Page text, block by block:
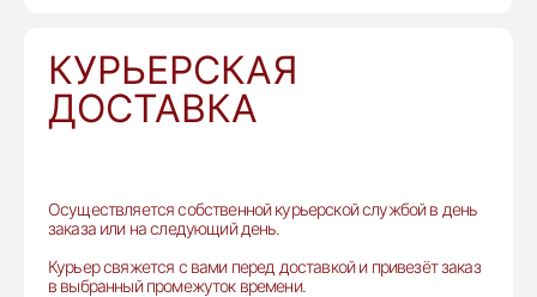
КУРЬЕРСКАЯ
ДОСТАВКА
Осуществляется собственной курьерской службой в день
заказа или на следующий день.
Курьер свяжется с вами перед доставкой и привезёт заказ
в выбранный промежуток времени.